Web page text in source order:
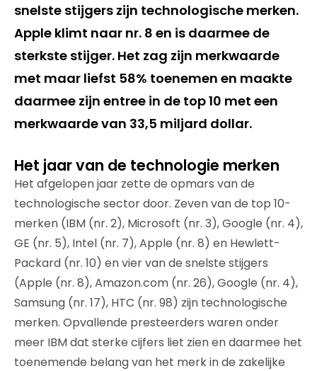
snelste stijgers zijn technologische merken.
Apple klimt naar nr. 8 en is daarmee de
sterkste stijger. Het zag zijn merkwaarde
met maar liefst 58% toenemen en maakte
daarmee zijn entree in de top 10 met een
merkwaarde van 33,5 miljard dollar.
Het jaar van de technologie merken
Het afgelopen jaar zette de opmars van de
technologische sector door. Zeven van de top 10-
merken (IBM (nr. 2), Microsoft (nr. 3), Google (nr. 4),
GE (nr. 5), Intel (nr. 7), Apple (nr. 8) en Hewlett-
Packard (nr. 10) en vier van de snelste stijgers
(Apple (nr. 8), Amazon.com (nr. 26), Google (nr. 4),
Samsung (nr. 17), HTC (nr. 98) zijn technologische
merken. Opvallende presteerders waren onder
meer IBM dat sterke cijfers liet zien en daarmee het
toenemende belang van het merk in de zakelijke